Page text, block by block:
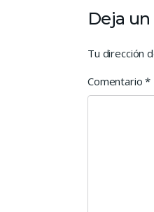
Deja
Tu dirección
Comentario*